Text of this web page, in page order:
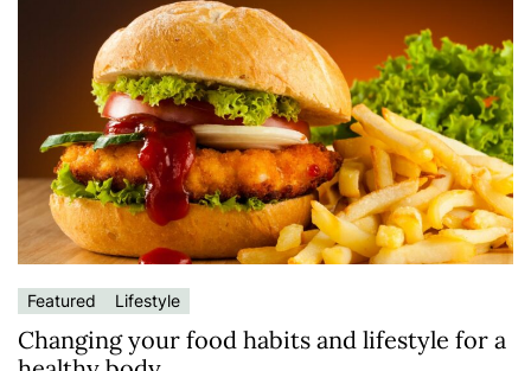
Featured Lifestyle
Changing your food habits and lifestyle for a